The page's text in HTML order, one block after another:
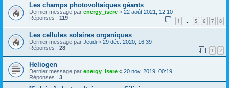
Les champs photovoltaiques géants
Dernier message par energy_isere « 22 août 2021, 12:10
Réponses : 119 1 … 5 6 7 8
Les cellules solaires organiques
Dernier message par Jeudi « 29 déc. 2020, 16:39
Réponses : 28 1 2
Heliogen
Dernier message par energy_isere « 20 nov. 2019, 00:19
Réponses : 3